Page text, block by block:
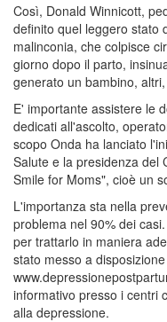
Così, Donald Winnicott,
definito quel leggero stato
malinconia, che colpisce
giorno dopo il parto,
generato un bambino,
E' importante assistere le
dedicati all'ascolto,
scopo Onda ha lanciato
Salute e la presidenza del
Smile for Moms", cioè un
L'importanza sta nella
problema nel 90% dei
per trattarlo in maniera
stato messo a
informativo presso i centri
alla depressione.